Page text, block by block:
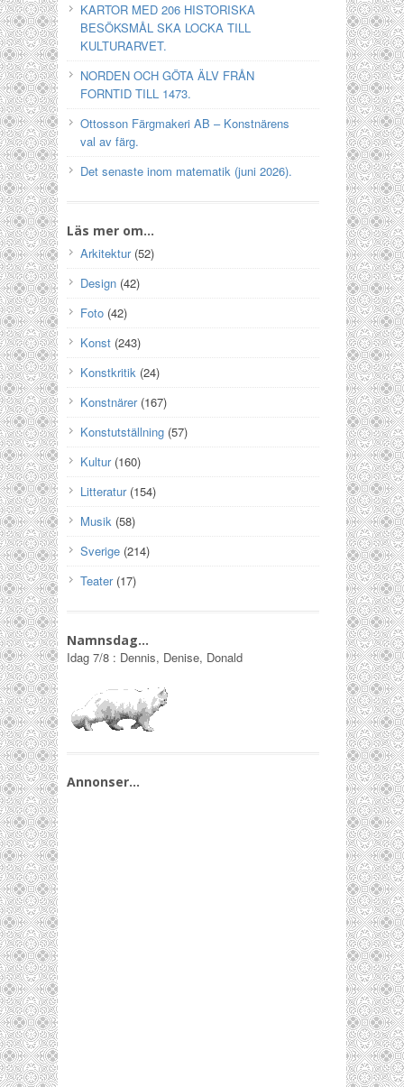
KARTOR MED 206 HISTORISKA
BESÖKSMÅL SKA LOCKA TILL
KULTURARVET.
NORDEN OCH GÖTA ÄLV FRÅN
FORNTID TILL 1473.
Ottosson Färgmakeri AB – Konstnärens
val av färg.
Det senaste inom matematik (juni 2026).
Läs mer om…
Arkitektur(52)
Design (42)
Foto (42)
Konst (243)
Konstkritik (24)
Konstnärer(167)
Konstutställning (57)
Kultur(160)
Litteratur(154)
Musik (58)
Sverige (214)
Teater(17)
Namnsdag…
Idag 7/8 : Dennis, Denise, Donald
Annonser…